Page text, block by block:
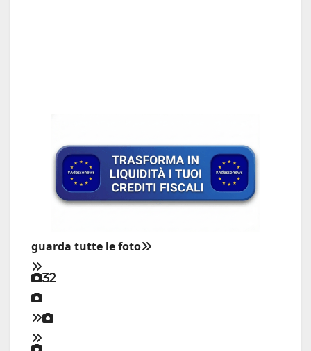
guarda tutte le foto
32